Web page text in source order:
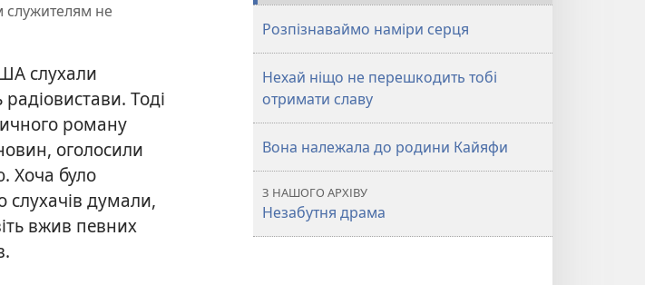
служителям не
слухали
Тоді
роману
оголосили
Хоча було
слухачів думали,
вжив певних
Розпізнаваймо наміри серця
Нехай ніщо не перешкодить тобі
отримати славу
Вона належала до родини Кайяфи
З НАШОГО АРХІВУ
Незабутня драма